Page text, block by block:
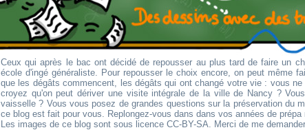
Ceux qui après le bac ont décidé de repousser au plus tard de faire un
école d'ingé généraliste. Pour repousser le choix encore, on peut même
que les dégâts commencent, les dégâts qui ont changé votre vie : vous
croyez qu'on peut dériver une visite intégrale de la ville de Nancy ?
vaisselle ? Vous vous posez de grandes questions sur la préservation du
ce blog est fait pour vous. Replongez-vous dans dans vos années de
Les images de ce blog sont sous licence CC-BY-SA. Merci de me